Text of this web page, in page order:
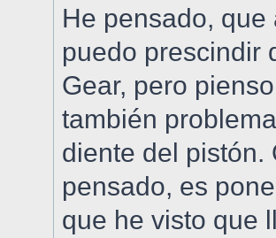
He pensado,
puedo prescindir
Gear, pero
también
diente del pistón.
pensado, es
que he visto que